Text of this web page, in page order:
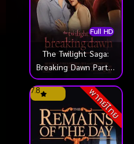
Full HD
The Twilight Saga:
Breaking Dawn Part 1
(2011) แวมไพร์
ทไวไลท์ 4 : เบรคกิ้ง
ดอว์น ภาค 1พากย์ไทย
7.8